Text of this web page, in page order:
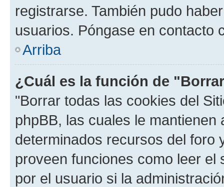
registrarse. También pudo
usuarios. Póngase en contacto
Arriba
¿Cuál es la función de
"Borrar todas las cookies del
phpBB, las cuales le
determinados recursos del foro
proveen funciones como leer el
por el usuario si la